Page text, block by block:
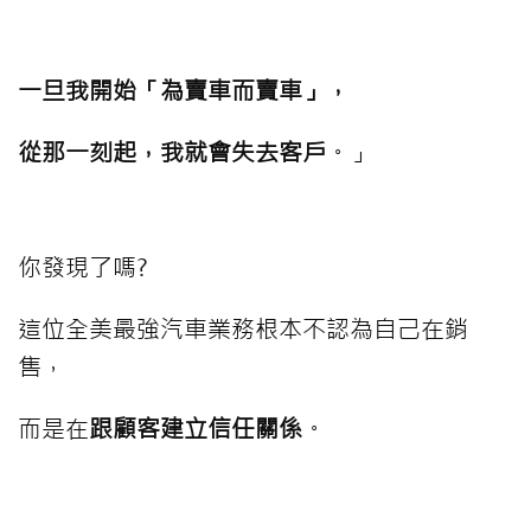
一旦我開始「為賣車而賣車」，
從那一刻起，我就會失去客戶 。」
你發現了嗎?
這位全美最強汽車業務根本不認為自己在銷
售，
而是在跟顧客建立信任關係 。